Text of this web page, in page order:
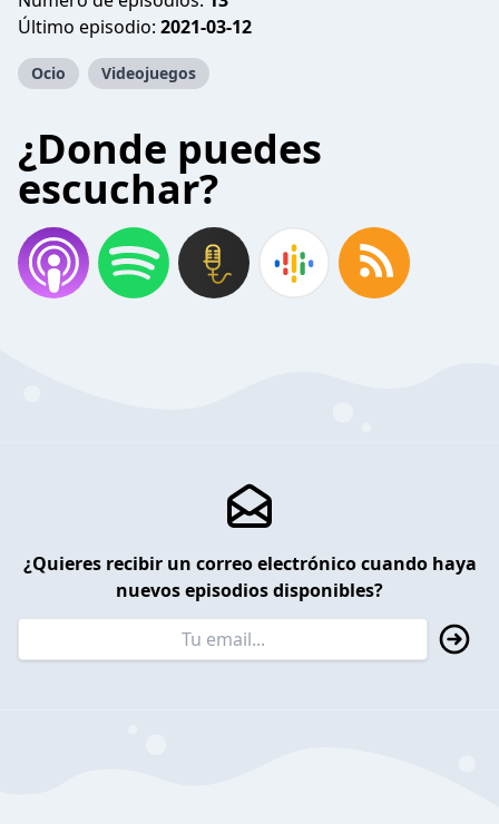
Último episodio: 2021-03-12
Ocio Videojuegos
¿Donde puedes
escuchar?
¿Quieres recibir un correo electrónico cuando haya
nuevos episodios disponibles?